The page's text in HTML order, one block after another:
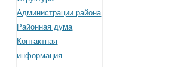
Администрации района
Районная дума
Контактная
информация